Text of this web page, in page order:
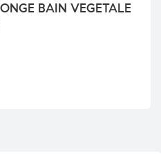
BAIN VEGETALE